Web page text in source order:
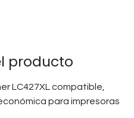
producto
LC427XL compatible,
para impresoras